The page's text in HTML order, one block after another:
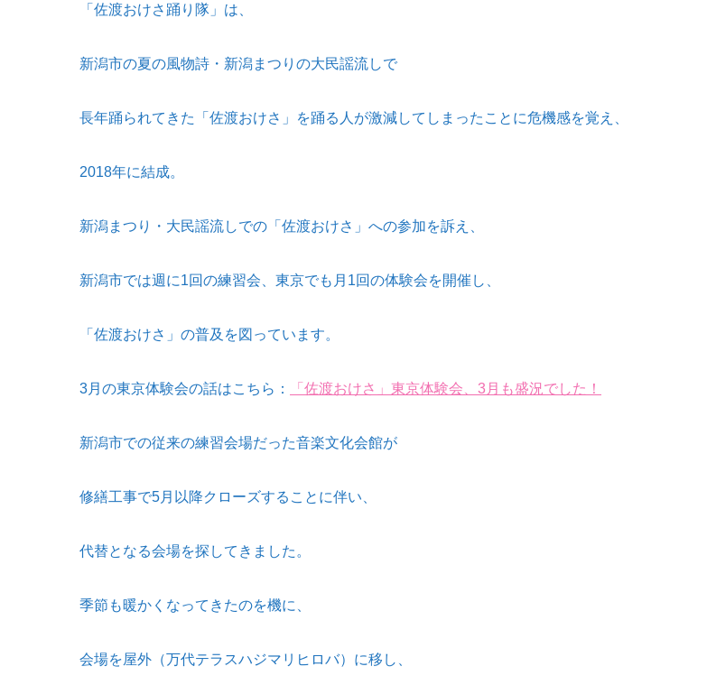
「佐渡おけさ踊り隊」は、
新潟市の夏の風物詩・新潟まつりの大民謡流しで
長年踊られてきた「佐渡おけさ」を踊る人が激減してしまったことに危機感を覚え、
2018年に結成。
新潟まつり・大民謡流しでの「佐渡おけさ」への参加を訴え、
新潟市では週に1回の練習会、東京でも月 1回の体験会を開催し、
「佐渡おけさ」の普及を図っています。
3月の東京体験会の話はこちら： 「佐渡おけさ」東京体験会、3月も盛況でした！
新潟市での従来の練習会場だった音楽文化会館が
修繕工事で5月以降クローズすることに伴い、
代替となる会場を探してきました。
季節も暖かくなってきたのを機に、
会場を屋外（万代テラスハジマリヒロバ）に移し、